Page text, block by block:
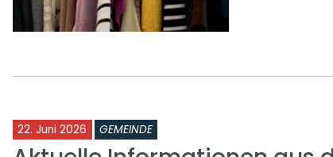
22. Juni 2026 GEMEINDE